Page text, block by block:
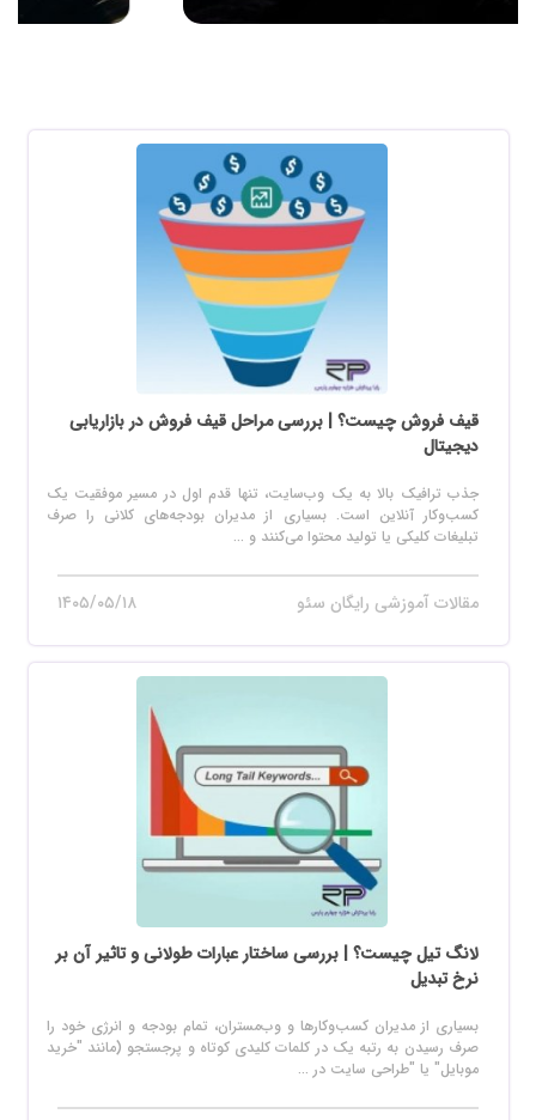
قیف فروش چیست؟ | بررسی مراحل قیف فروش در بازاریابی
دیجیتال
جذب ترافیک بالا به یک وب‌سایت، تنها قدم اول در مسیر موفقیت یک
کسب‌وکار آنلاین است. بسیاری از مدیران بودجه‌های کلانی را صرف
تبلیغات کلیکی یا تولید محتوا می‌کنند و ...
مقالات آموزشی رایگان سئو ۱۴۰۵/۰۵/۱۸
لانگ تیل چیست؟ | بررسی ساختار عبارات طولانی و تاثیر آن بر
نرخ تبدیل
بسیاری از مدیران کسب‌وکارها و وب‌مستران، تمام بودجه و انرژی خود را
صرف رسیدن به رتبه یک در کلمات کلیدی کوتاه و پرجستجو (مانند "خرید
موبایل" یا "طراحی سایت در ...